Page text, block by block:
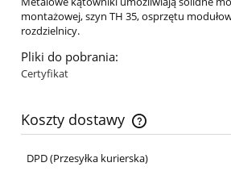
montażowej, szyn TH 35, osprzętu
rozdzielnicy.
Pliki do pobrania:
Certyfikat
Koszty dostawy
DPD(Przesyłka kurierska)